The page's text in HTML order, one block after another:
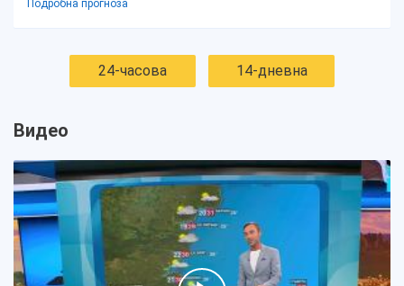
Подробна прогноза
24-часова 14-дневна
Видео